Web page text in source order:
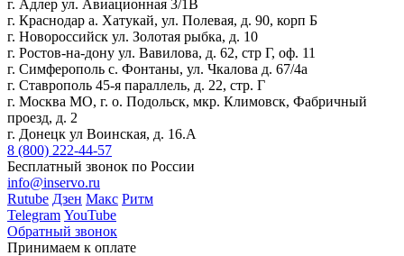
г. Адлер ул. Авиационная 3/1В
г. Краснодар а. Хатукай, ул. Полевая, д. 90, корп Б
г. Новороссийск ул. Золотая рыбка, д. 10
г. Ростов-на-дону ул. Вавилова, д. 62, стр Г, оф. 11
г. Симферополь с. Фонтаны, ул. Чкалова д. 67/4а
г. Ставрополь 45-я параллель, д. 22, стр. Г
г. Москва МО, г. о. Подольск, мкр. Климовск, Фабричный
проезд, д. 2
г. Донецк ул Воинская, д. 16.А
8 (800) 222-44-57
Бесплатный звонок по России
info@inservo.ru
Rutube Дзен Макс Ритм
Telegram YouTube
Обратный звонок
Принимаем к оплате